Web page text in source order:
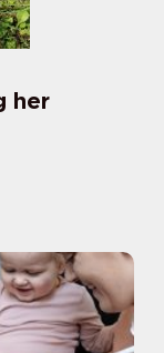
her